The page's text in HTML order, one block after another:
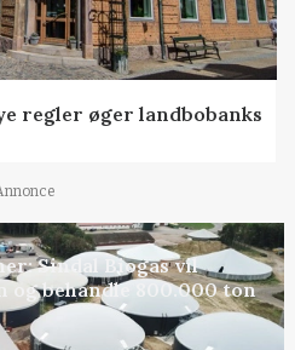
regler øger landbobanks
Sindal Biogas vil
behandle 800.000 ton